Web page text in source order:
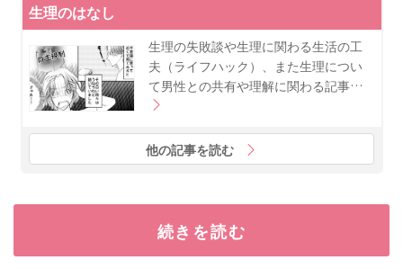
生理のはなし
生理の失敗談や生理に関わる生活の工
夫（ライフハック）、また生理につい
て男性との共有や理解に関わる記事…
他の記事を読む
続きを読む